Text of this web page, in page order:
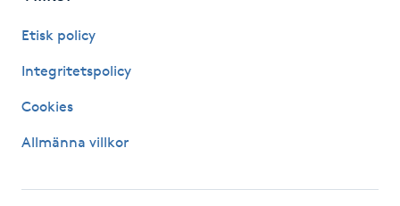
K18
Katun fransar
Etisk policy
Integritetspolicy
Cookies
Allmänna villkor